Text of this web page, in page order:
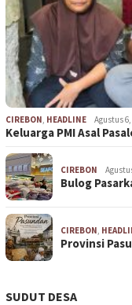
CIREBON HEADLINE Agustus 6,
Keluarga PMI Asal
CIREBON
Bulog
CIREBON
Provinsi
SUDUT DESA